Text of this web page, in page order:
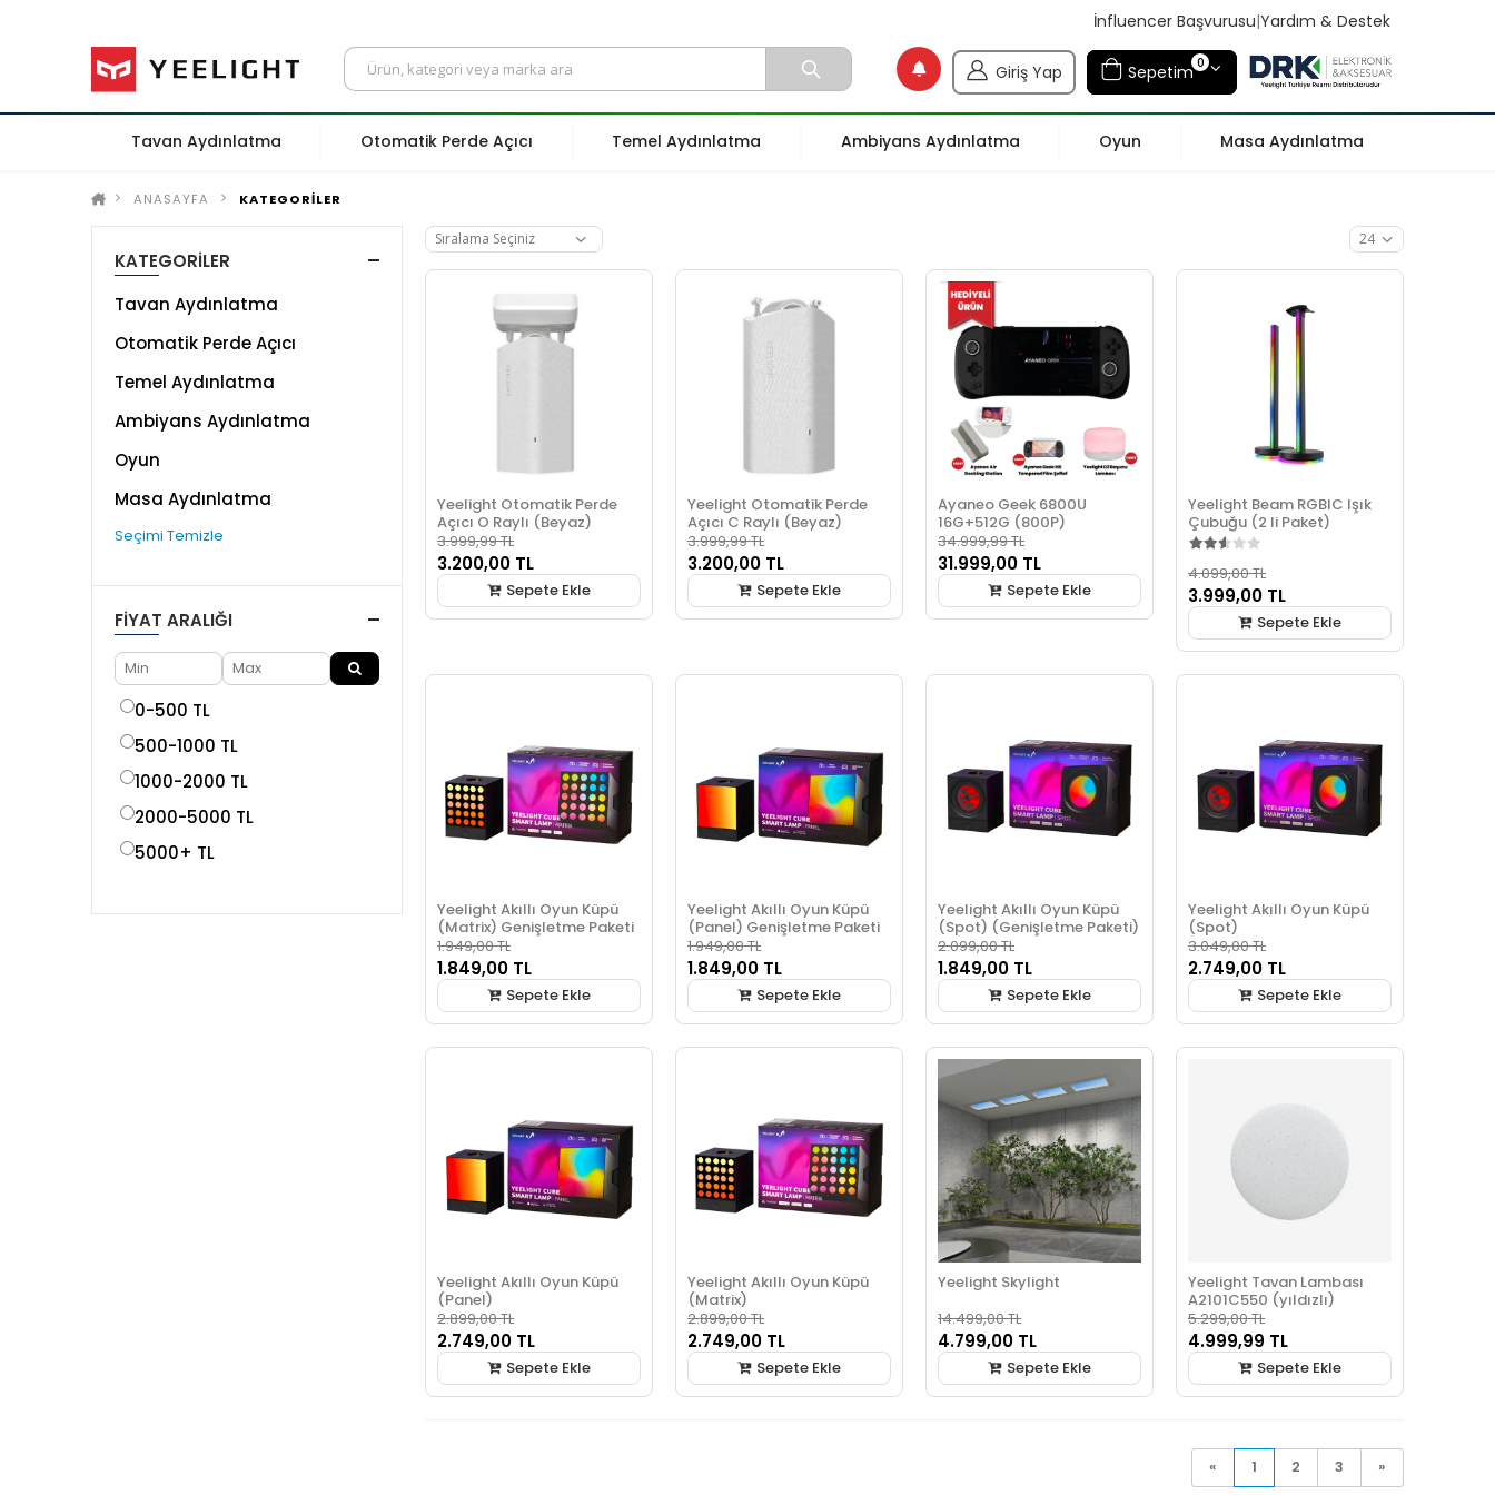
İnfluencer Başvurusu|Yardım & Destek
Giriş Yap Sepetim0
Tavan Aydınlatma Otomatik Perde Açıcı Temel Aydınlatma Ambiyans Aydınlatma Oyun Masa Aydınlatma
ANASAYFA KATEGORİLER
Yeelight Otomatik Perde
Açıcı O Raylı (Beyaz)
3.999,99 TL
3.200,00 TL
Sepete Ekle
Yeelight Otomatik Perde
Açıcı C Raylı (Beyaz)
3.999,99 TL
3.200,00 TL
Sepete Ekle
Ayaneo Geek 6800U
16G+512G (800P)
34.999,99 TL
31.999,00 TL
Sepete Ekle
Yeelight Beam RGBIC Işık
Çubuğu (2 li Paket)
4.099,00 TL
3.999,00 TL
Sepete Ekle
Yeelight Akıllı Oyun Küpü
(Matrix) Genişletme Paketi
1.949,00 TL
1.849,00 TL
Sepete Ekle
Yeelight Akıllı Oyun Küpü
(Panel) Genişletme Paketi
1.949,00 TL
1.849,00 TL
Sepete Ekle
Yeelight Akıllı Oyun Küpü
(Spot) (Genişletme Paketi)
2.099,00 TL
1.849,00 TL
Sepete Ekle
Yeelight Akıllı Oyun Küpü
(Spot)
3.049,00 TL
2.749,00 TL
Sepete Ekle
Yeelight Akıllı Oyun Küpü
(Panel)
2.899,00 TL
2.749,00 TL
Sepete Ekle
Yeelight Akıllı Oyun Küpü
(Matrix)
2.899,00 TL
2.749,00 TL
Sepete Ekle
Yeelight Skylight
14.499,00 TL
4.799,00 TL
Sepete Ekle
Yeelight Tavan Lambası
A2101C550 (yıldızlı)
5.299,00 TL
4.999,99 TL
Sepete Ekle
« 1 2 3 »
KATEGORİLER
Tavan Aydınlatma
Otomatik Perde Açıcı
Temel Aydınlatma
Ambiyans Aydınlatma
Oyun
Masa Aydınlatma
Seçimi Temizle
FIYAT ARALIĞI
0-500 TL
500-1000 TL
1000-2000 TL
2000-5000 TL
5000+ TL